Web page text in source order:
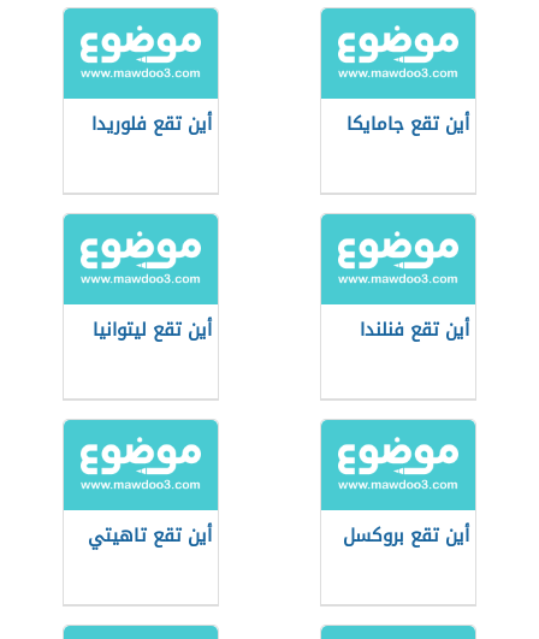
أين تقع جامايكا أين تقع فلوريدا
أين تقع فنلندا أين تقع ليتوانيا
أين تقع بروكسل أين تقع تاهيتي